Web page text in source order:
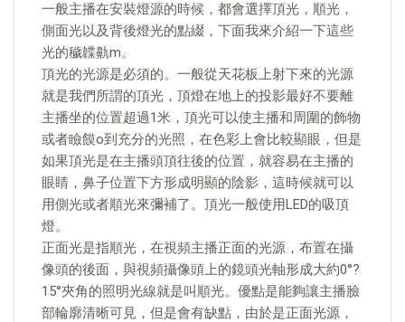
一般主播在安裝燈源的時候，都會選擇頂光，順光，
側面光以及背後燈光的點綴，下面我來介紹一下這些
光的穢韘鼽m。
頂光的光源是必須的。一般從天花板上射下來的光源
就是我們所謂的頂光，頂燈在地上的投影最好不要離
主播坐的位置超過1米，頂光可以使主播和周圍的飾物
或者瞼饃o到充分的光照，在色彩上會比較顯眼，但是
如果頂光是在主播頭頂往後的位置，就容易在主播的
眼睛，鼻子位置下方形成明顯的陰影，這時候就可以
用側光或者順光來彌補了。頂光一般使用LED的吸頂
燈。
正面光是指順光，在視頻主播正面的光源，布置在攝
像頭的後面，與視頻攝像頭上的鏡頭光軸形成大約0°?
15°夾角的照明光線就是叫順光。優點是能夠讓主播臉
部輪廓清晰可見，但是會有缺點，由於是正面光源，